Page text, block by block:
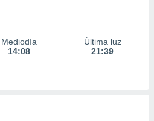
Mediodía
14:08
Última luz
21:39